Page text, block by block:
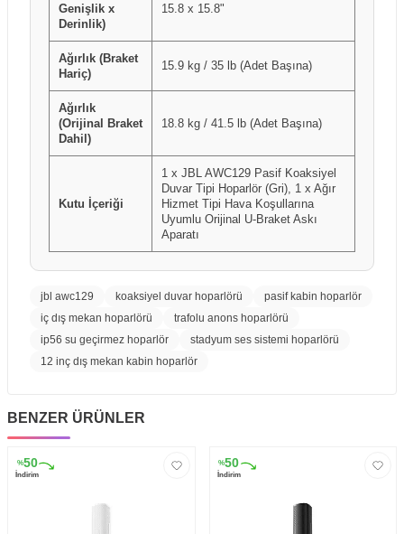
Genişlik x
Derinlik)
15.8 x 15.8"
Ağırlık (Braket
Hariç)
15.9 kg / 35 lb (Adet Başına)
Ağırlık
(Orijinal Braket
Dahil)
18.8 kg / 41.5 lb (Adet Başına)
Kutu İçeriği
1 x JBL AWC129 Pasif Koaksiyel
Duvar Tipi Hoparlör (Gri), 1 x Ağır
Hizmet Tipi Hava Koşullarına
Uyumlu Orijinal U-Braket Askı
Aparatı
jbl awc129 koaksiyel duvar hoparlörü
pasif kabin hoparlör
iç dış mekan hoparlörü
trafolu anons hoparlörü
ip56 su geçirmez hoparlör
stadyum ses sistemi hoparlörü
12 inç dış mekan kabin hoparlör
BENZER ÜRÜNLER
%50
İndirim
%50
İndirim